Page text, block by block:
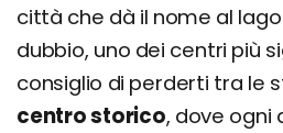
città che dà il nome al
dubbio, uno dei centri più
consiglio di perderti tra le
centro storico, dove ogni